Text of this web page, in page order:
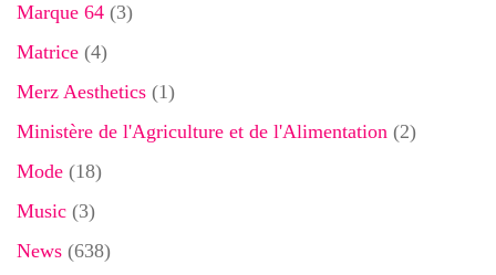
Marque 64 (3)
Matrice (4)
Merz Aesthetics (1)
Ministère de l'Agriculture et de l'Alimentation (2)
Mode (18)
Music (3)
News (638)